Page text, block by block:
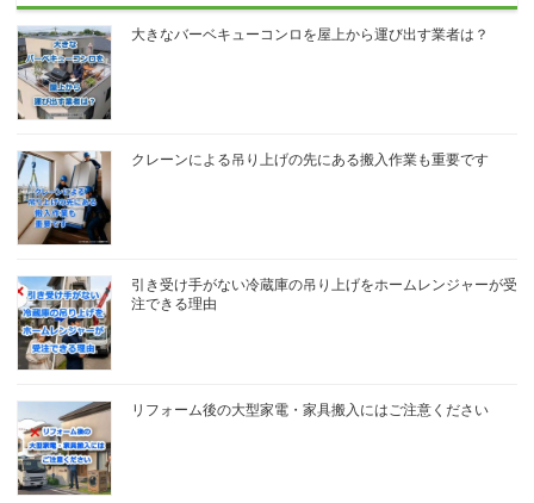
大きなバーベキューコンロを屋上から運び出す業者は？
クレーンによる吊り上げの先にある搬入作業も重要です
引き受け手がない冷蔵庫の吊り上げをホームレンジャーが受
注できる理由
リフォーム後の大型家電・家具搬入にはご注意ください